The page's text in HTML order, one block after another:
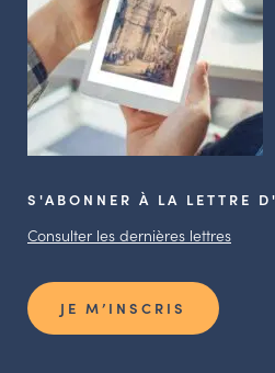
S'ABONNER À LA LETTRE
Consulter les dernières lettres
JE M’INSCRIS